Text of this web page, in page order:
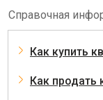
Справочная
Как купить
Как продать